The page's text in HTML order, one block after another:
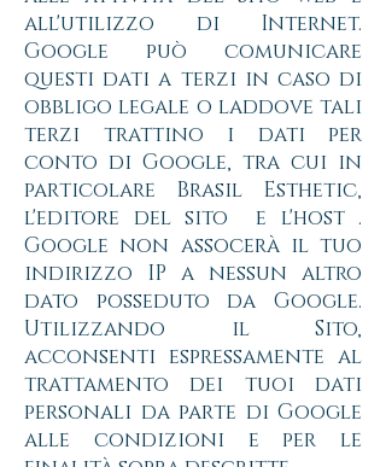
all'utilizzo di Internet.
Google può comunicare
questi dati a terzi in caso di
obbligo legale o laddove tali
terzi trattino i dati per
conto di Google, tra cui in
particolare Brasil Esthetic,
l'editore del sito e l'host .
Google non assocerà il tuo
indirizzo IP a nessun altro
dato posseduto da Google.
Utilizzando il Sito,
acconsenti espressamente al
trattamento dei tuoi dati
personali da parte di Google
alle condizioni e per le